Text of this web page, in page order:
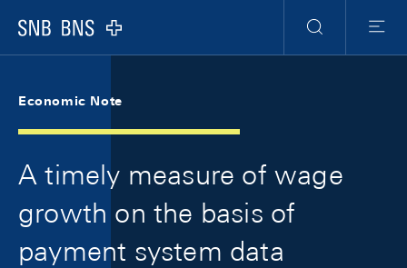
Logo
Suche
Menu
Economic Note
A timely measure of wage
growth on the basis of
payment system data